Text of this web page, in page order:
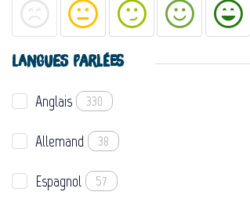
LANGUES PARLÉES
Anglais 330
Allemand 38
Espagnol 57